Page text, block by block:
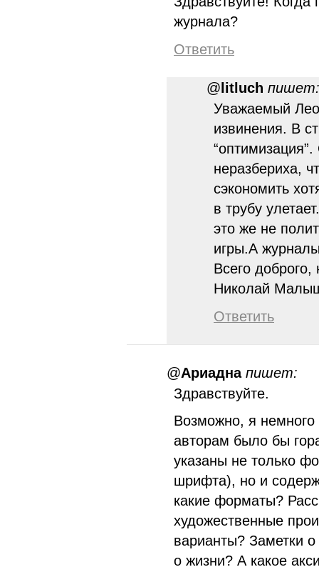
журнала?
Ответить
@ litluch пишет:
Уважаемый
извинения. В
неразбериха,
сэкономить
в трубу
это же не
игры.А
Всего
Николай
Ответить
@Ариадна пишет:
Здравствуйте.
Возможно, я
авторам было бы
указаны не только
шрифта), но и
какие форматы?
художественные
варианты? Заметки
о жизни? А какое